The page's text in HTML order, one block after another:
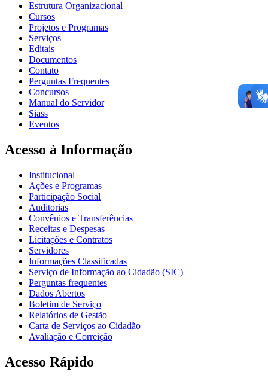
Estrutura Organizacional
Cursos
Projetos e Programas
Serviços
Editais
Documentos
Contato
Perguntas Frequentes
Concursos
Manual do Servidor
Siass
Eventos
Acesso à Informação
Institucional
Ações e Programas
Participação Social
Auditorias
Convênios e Transferências
Receitas e Despesas
Licitações e Contratos
Servidores
Informações Classificadas
Serviço de Informação ao Cidadão (SIC)
Perguntas frequentes
Dados Abertos
Boletim de Serviço
Relatórios de Gestão
Carta de Serviços ao Cidadão
Avaliação e Correição
Acesso Rápido